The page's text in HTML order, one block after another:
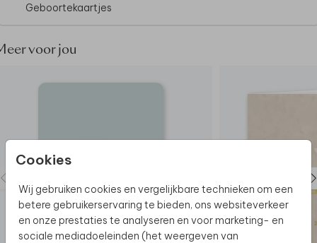
Cookies
Wij gebruiken cookies en vergelijkbare technieken om een
betere gebruikerservaring te bieden, ons websiteverkeer
en onze prestaties te analyseren en voor marketing- en
sociale mediadoeleinden (het weergeven van
• Om de stijl compleet te maken kies je voor de
• Een witte envelop kleur is het mooist bij dit
geboortekaartje.
sluitzegel.
Sluitzegel hartje koper matcht perfect
Wil je het kaartje in een ander formaat? Heb je nog
vragen?
Van jullie geboortekaartje een blijvende herinnering
maken? Bestel het geboortekaartje uitvergroot voor
aan de muur! Klik hier voor meer informatie.
Geboortekaartjes
voor jou